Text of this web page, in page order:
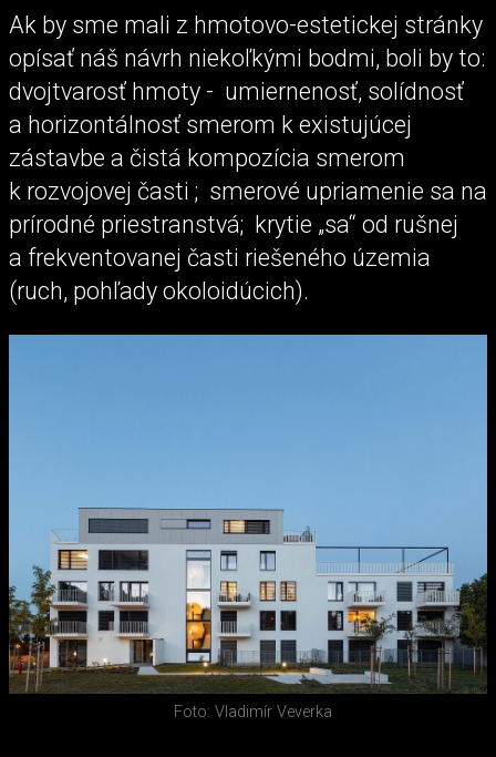
Ak by sme mali z hmotovo-estetickej stránky
opísať náš návrh niekoľkými bodmi, boli by to:
dvojtvarosť hmoty - umiernenosť, solídnosť
a horizontálnosť smerom k existujúcej
zástavbe a čistá kompozícia smerom
k rozvojovej časti ; smerové upriamenie sa na
prírodné priestranstvá; krytie „sa“ od rušnej
a frekventovanej časti riešeného územia
(ruch, pohľady okoloidúcich).
Foto: Vladimír Veverka